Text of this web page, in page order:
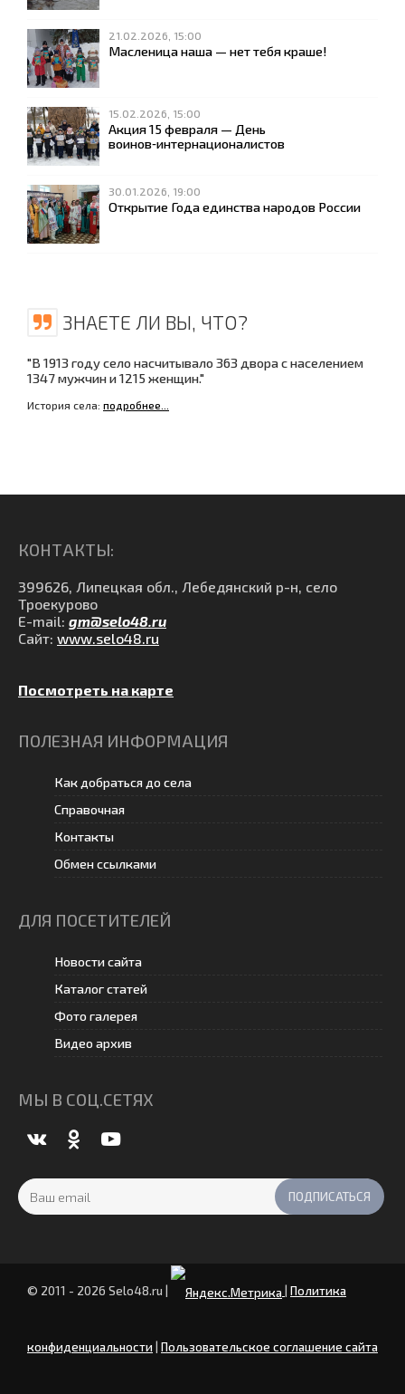
21.02.2026, 15:00
Масленица наша — нет тебя краше!
15.02.2026, 15:00
Акция 15 февраля — День
воинов‑интернационалистов
30.01.2026, 19:00
Открытие Года единства народов России
ЗНАЕТЕ ЛИ ВЫ, ЧТО?
"В 1913 году село насчитывало 363 двора с населением
1347 мужчин и 1215 женщин."
История села: подробнее...
КОНТАКТЫ:
399626, Липецкая обл., Лебедянский р-н, село
Троекурово
E-mail: gm@selo48.ru
Сайт: www.selo48.ru
Посмотреть на карте
ПОЛЕЗНАЯ ИНФОРМАЦИЯ
Как добраться до села
Справочная
Контакты
Обмен ссылками
ДЛЯ ПОСЕТИТЕЛЕЙ
Новости сайта
Каталог статей
Фото галерея
Видео архив
МЫ В СОЦ.СЕТЯХ
© 2011 - 2026 Selo48.ru Политика
конфиденциальности Пользовательское соглашение сайта